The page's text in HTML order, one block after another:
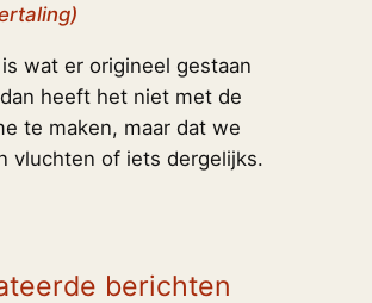
wat er origineel gestaan
heeft het niet met de
te maken, maar dat we
vluchten of iets dergelijks.
berichten